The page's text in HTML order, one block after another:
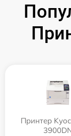
Принтер